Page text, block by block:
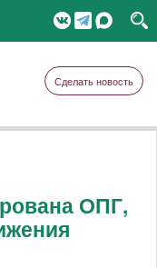
Сделать новость
ОПГ,